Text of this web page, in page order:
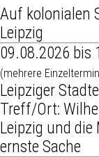
Auf kolonialen
Leipzig
09.08.2026 bis
(mehrere
Leipziger
Treff/Ort:
Leipzig und die
ernste Sache